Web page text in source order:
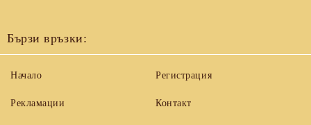
Бързи връзки:
Начало
Рекламации
Регистрация
Контакт